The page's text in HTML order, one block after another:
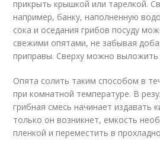
прикрыть крышкой или тарелкой.
например, банку, наполненную
сока и оседания грибов посуду
свежими опятами, не забывая
приправы. Сверху можно выложить
Опята солить таким способом в
при комнатной температуре. В
грибная смесь начинает издавать
только он возникнет, емкость
пленкой и переместить в